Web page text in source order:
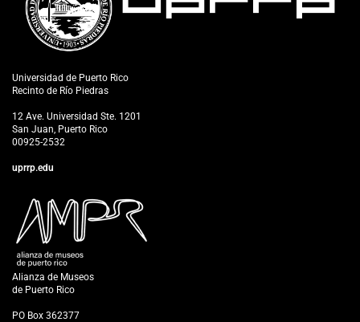
Universidad de Puerto Rico
Recinto de Río Piedras
12 Ave. Universidad Ste. 1201
San Juan, Puerto Rico
00925-2532
uprrp.edu
Alianza de Museos
de Puerto Rico
PO Box 362377